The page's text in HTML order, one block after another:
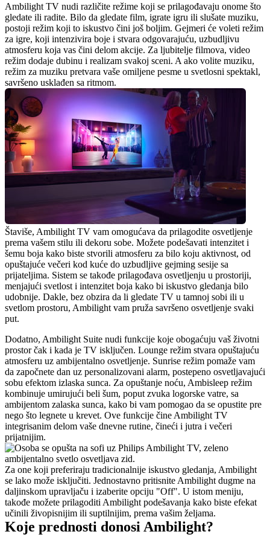
Ambilight TV nudi različite režime koji se prilagođavaju onome što
gledate ili radite. Bilo da gledate film, igrate igru ili slušate muziku,
postoji režim koji to iskustvo čini još boljim. Gejmeri će voleti režim
za igre, koji intenzivira boje i stvara odgovarajuću, uzbudljivu
atmosferu koja vas čini delom akcije. Za ljubitelje filmova, video
režim dodaje dubinu i realizam svakoj sceni. A ako volite muziku,
režim za muziku pretvara vaše omiljene pesme u svetlosni spektakl,
savršeno usklađen sa ritmom.
Štaviše, Ambilight TV vam omogućava da prilagodite osvetljenje
prema vašem stilu ili dekoru sobe. Možete podešavati intenzitet i
šemu boja kako biste stvorili atmosferu za bilo koju aktivnost, od
opuštajuće večeri kod kuće do uzbudljive gejming sesije sa
prijateljima. Sistem se takođe prilagođava osvetljenju u prostoriji,
menjajući svetlost i intenzitet boja kako bi iskustvo gledanja bilo
udobnije. Dakle, bez obzira da li gledate TV u tamnoj sobi ili u
svetlom prostoru, Ambilight vam pruža savršeno osvetljenje svaki
put.
Dodatno, Ambilight Suite nudi funkcije koje obogaćuju vaš životni
prostor čak i kada je TV isključen. Lounge režim stvara opuštajuću
atmosferu uz ambijentalno osvetljenje. Sunrise režim pomaže vam
da započnete dan uz personalizovani alarm, postepeno osvetljavajući
sobu efektom izlaska sunca. Za opuštanje noću, Ambisleep režim
kombinuje umirujući beli šum, poput zvuka logorske vatre, sa
ambijentom zalaska sunca, kako bi vam pomogao da se opustite pre
nego što legnete u krevet. Ove funkcije čine Ambilight TV
integrisanim delom vaše dnevne rutine, čineći i jutra i večeri
prijatnijim.
Za one koji preferiraju tradicionalnije iskustvo gledanja, Ambilight
se lako može isključiti. Jednostavno pritisnite Ambilight dugme na
daljinskom upravljaču i izaberite opciju "Off". U istom meniju,
takođe možete prilagoditi Ambilight podešavanja kako biste efekat
učinili živopisnijim ili suptilnijim, prema vašim željama.
Koje prednosti donosi Ambilight?